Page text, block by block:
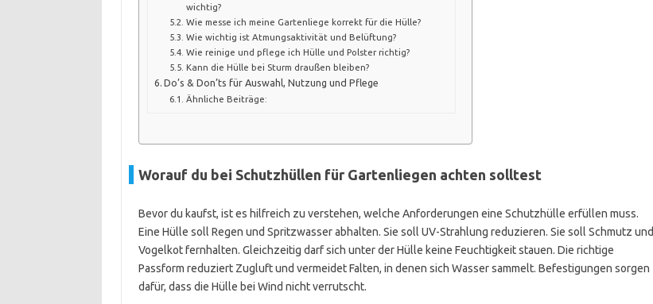
wichtig?
Wie messe ich meine Gartenliege korrekt für die Hülle?
Wie wichtig ist Atmungsaktivität und Belüftung?
Wie reinige und pflege ich Hülle und Polster richtig?
Kann die Hülle bei Sturm draußen bleiben?
Do’s & Don’ts für Auswahl, Nutzung und Pflege
Ähnliche Beiträge:
Worauf du bei Schutzhüllen für Gartenliegen achten solltest
Bevor du kaufst, ist es hilfreich zu verstehen, welche Anforderungen eine Schutzhülle erfüllen muss.
Eine Hülle soll Regen und Spritzwasser abhalten. Sie soll UV-Strahlung reduzieren. Sie soll Schmutz und
Vogelkot fernhalten. Gleichzeitig darf sich unter der Hülle keine Feuchtigkeit stauen. Die richtige
Passform reduziert Zugluft und vermeidet Falten, in denen sich Wasser sammelt. Befestigungen sorgen
dafür, dass die Hülle bei Wind nicht verrutscht.